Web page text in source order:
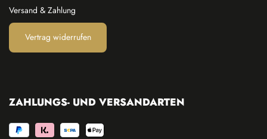
Versand & Zahlung
Vertrag widerrufen
ZAHLUNGS- UND VERSANDARTEN